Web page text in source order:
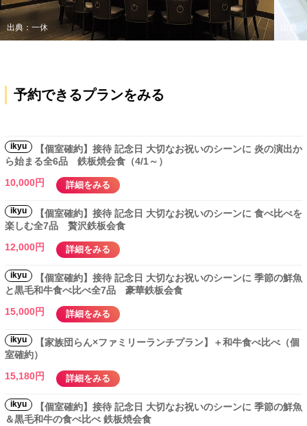
出典：一休 出典
予約できるプランをみる
ikyu
【個室確約】接待 記念日 大切なお祝いのシーンに 炎の演出か
ら始まる全6品 鉄板焼会食（4/1～）
10,000円
詳細をみる
ikyu
【個室確約】接待 記念日 大切なお祝いのシーンに 食べ比べを
楽しむ全7品 贅沢鉄板会食
12,000円
詳細をみる
ikyu
【個室確約】接待 記念日 大切なお祝いのシーンに 季節の鮮魚
と黒毛和牛食べ比べ全7品 豪華鉄板会食
15,000円
詳細をみる
ikyu
【家族団らん×ファミリーランチプラン】＋和牛食べ比べ（個
室確約）
15,180円
詳細をみる
ikyu
【個室確約】接待 記念日 大切なお祝いのシーンに 季節の鮮魚
＆黒毛和牛の食べ比べ 鉄板焼会食